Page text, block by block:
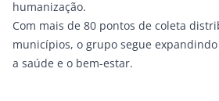
humanização.
Com mais de 80 pontos de coleta
municípios, o grupo segue
a saúde e o bem-estar.